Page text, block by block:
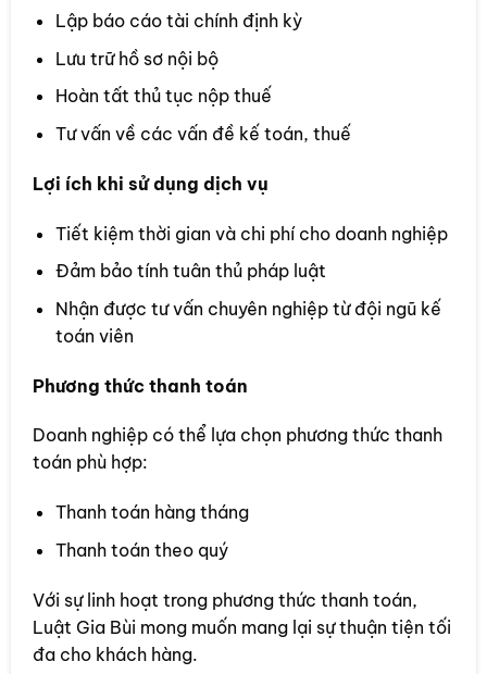
Lập báo cáo tài chính định kỳ
Lưu trữ hồ sơ nội bộ
Hoàn tất thủ tục nộp thuế
Tư vấn về các vấn đề kế toán, thuế
Lợi ích khi sử dụng dịch vụ
Tiết kiệm thời gian và chi phí cho doanh nghiệp
Đảm bảo tính tuân thủ pháp luật
Nhận được tư vấn chuyên nghiệp từ đội ngũ kế
toán viên
Phương thức thanh toán
Doanh nghiệp có thể lựa chọn phương thức thanh
toán phù hợp:
Thanh toán hàng tháng
Thanh toán theo quý
Với sự linh hoạt trong phương thức thanh toán,
Luật Gia Bùi mong muốn mang lại sự thuận tiện tối
đa cho khách hàng.